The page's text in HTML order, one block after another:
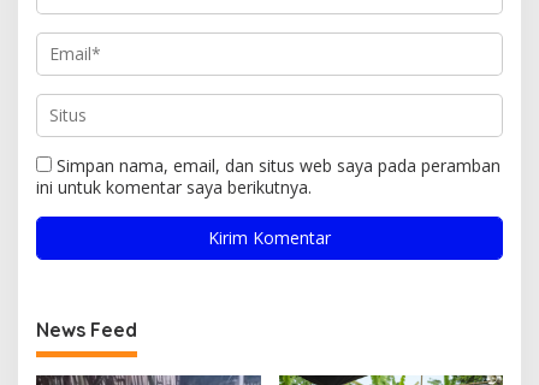
Simpan nama, email, dan situs web saya pada peramban
ini untuk komentar saya berikutnya.
News Feed